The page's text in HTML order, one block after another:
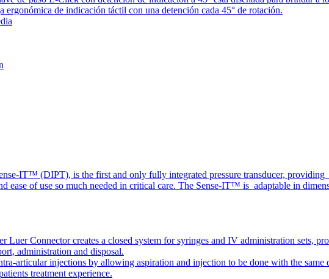
ergonómica de indicación táctil con una detención cada 45° de rotación.
IT™ (DIPT), is the first and only fully integrated pressure transducer,
ease of use so much needed in critical care. The Sense-IT™ is adaptable in
Luer Connector creates a closed system for syringes and IV administration sets,
administration and disposal.
articular injections by allowing aspiration and injection to be done with the
treatment experience.